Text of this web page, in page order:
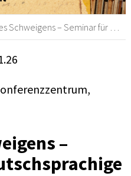
– Seminar für Deutschsprachige, Tübingen
–